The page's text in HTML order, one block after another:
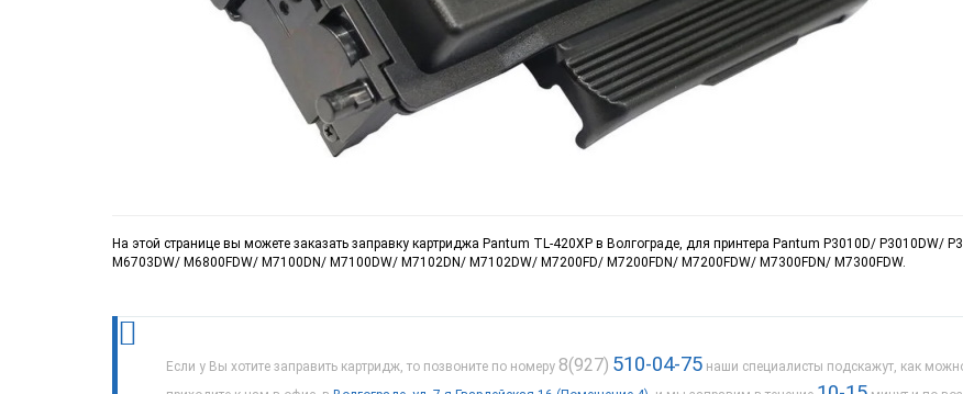
На этой странице вы можете заказать заправку картриджа Pantum TL-420XP в Волгограде, для принтера Pantum P3010D/ P3010DW/
M6703DW/ M6800FDW/ M7100DN/ M7100DW/ M7102DN/ M7102DW/ M7200FD/ M7200FDN/ M7200FDW/ M7300FDN/ M7300FDW.
Если у Вы хотите заправить картридж, то позвоните по номеру 8(927) 510-04-75 наши специалисты подскажут, как